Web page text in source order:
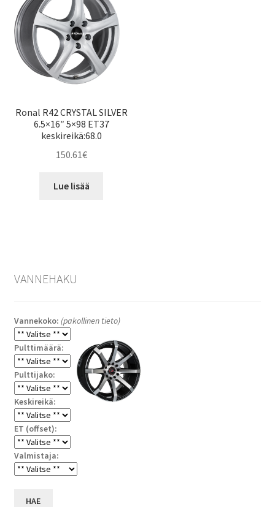
Ronal R42 CRYSTAL SILVER
6.5×16″ 5×98 ET37
keskireikä:68.0
150.61€
Lue lisää
VANNEHAKU
Vannekoko: (pakollinen tieto)
Pulttimäärä:
Pulttijako:
Keskireikä:
ET (offset):
Valmistaja:
HAE